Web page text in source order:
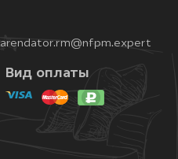
arendator.rm@nfpm.expert
Вид оплаты